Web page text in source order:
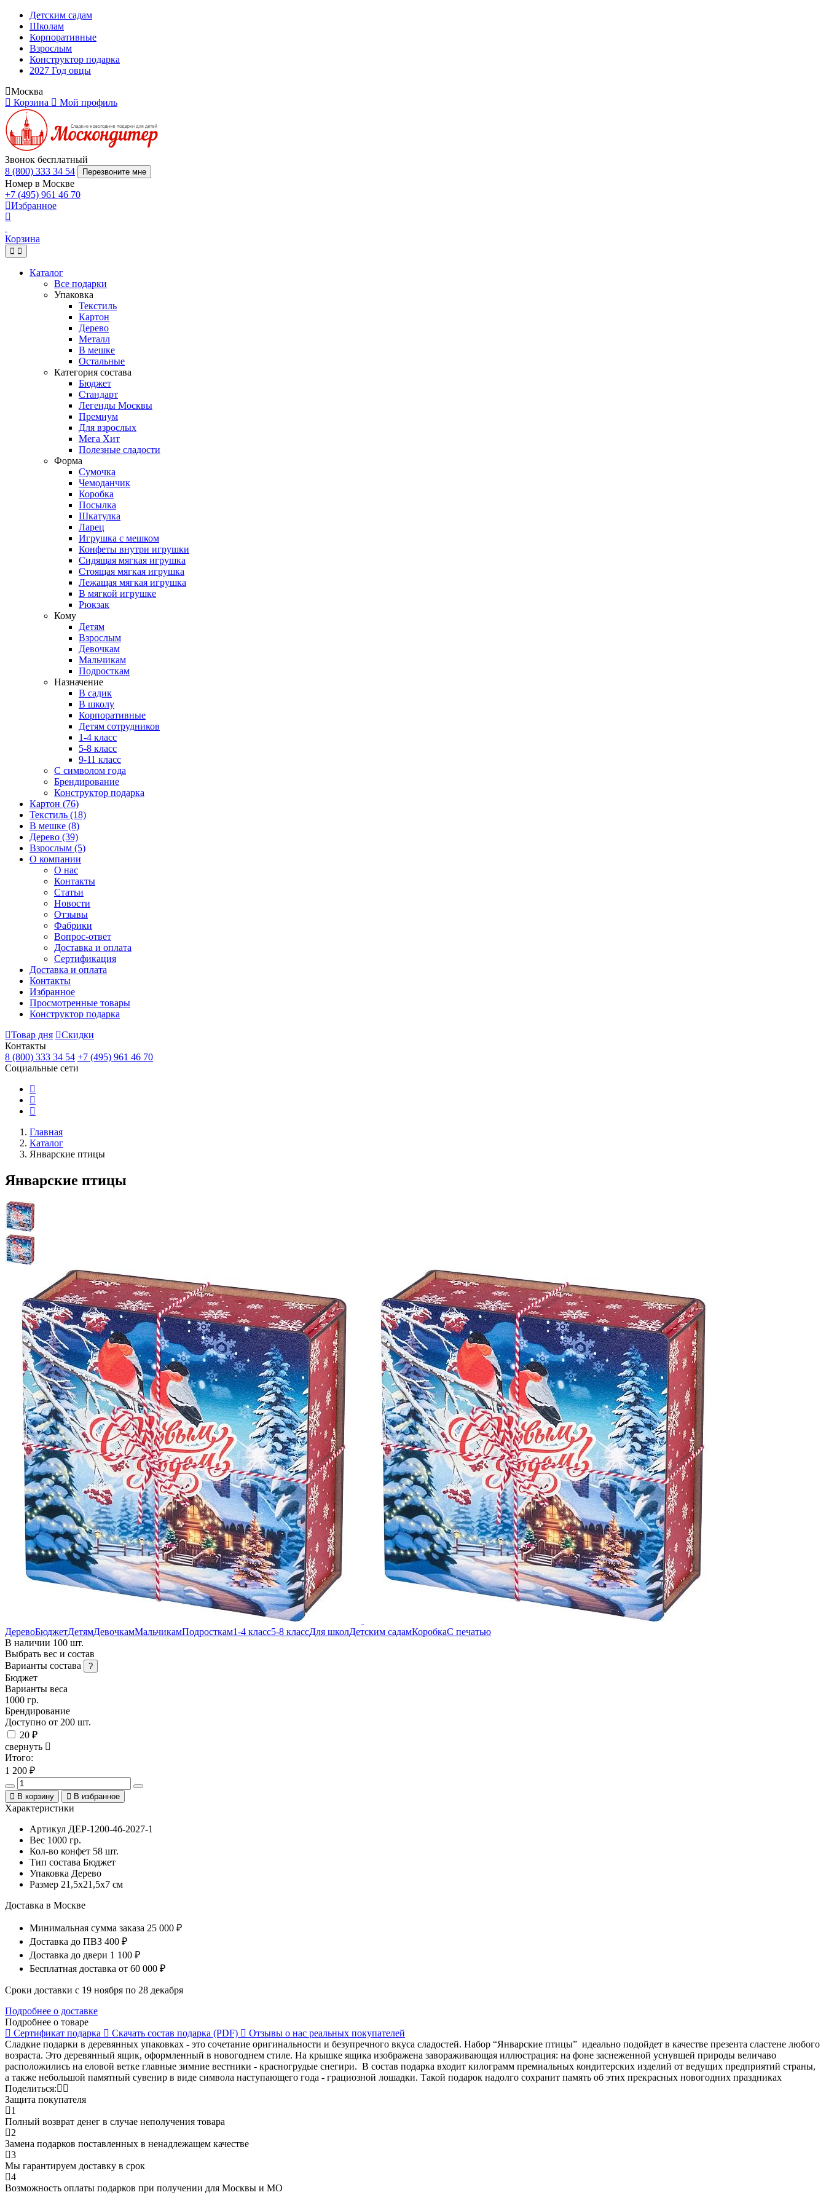
Детским садам
Школам
Корпоративные
Взрослым
Конструктор подарка
2027 Год овцы
Москва
Корзина
Мой профиль
Звонок бесплатный
8 (800) 333 34 54
Перезвоните мне
Номер в Москве
+7 (495) 961 46 70
Избранное
Корзина
Каталог
Все подарки
Упаковка
Текстиль
Картон
Дерево
Металл
В мешке
Остальные
Категория состава
Бюджет
Стандарт
Легенды Москвы
Премиум
Для взрослых
Мега Хит
Полезные сладости
Форма
Сумочка
Чемоданчик
Коробка
Посылка
Шкатулка
Ларец
Игрушка с мешком
Конфеты внутри игрушки
Сидящая мягкая игрушка
Стоящая мягкая игрушка
Лежащая мягкая игрушка
В мягкой игрушке
Рюкзак
Кому
Детям
Взрослым
Девочкам
Мальчикам
Подросткам
Назначение
В садик
В школу
Корпоративные
Детям сотрудников
1-4 класс
5-8 класс
9-11 класс
С символом года
Брендирование
Конструктор подарка
Картон (76)
Текстиль (18)
В мешке (8)
Дерево (39)
Взрослым (5)
О компании
О нас
Контакты
Статьи
Новости
Отзывы
Фабрики
Вопрос-ответ
Доставка и оплата
Сертификация
Доставка и оплата
Контакты
Избранное
Просмотренные товары
Конструктор подарка
Товар дня
Скидки
Контакты
8 (800) 333 34 54 +7 (495) 961 46 70
Социальные сети
Главная
Каталог
Январские птицы
Январские птицы
ДеревоБюджетДетямДевочкамМальчикамПодросткам1-4 класс5-8 классДля школДетским садамКоробкаС печатью
В наличии 100 шт.
Выбрать вес и состав
Варианты состава
?
Бюджет
Варианты веса
1000 гр.
Брендирование
Доступно от 200 шт.
20 ₽
свернуть
Итого:
1 200 ₽
В корзину В избранное
Характеристики
Артикул ДЕР-1200-4б-2027-1
Вес 1000 гр.
Кол-во конфет 58 шт.
Тип состава Бюджет
Упаковка Дерево
Размер 21,5х21,5х7 см
Доставка в Москве
Минимальная сумма заказа 25 000 ₽
Доставка до ПВЗ 400 ₽
Доставка до двери 1 100 ₽
Бесплатная доставка от 60 000 ₽
Сроки доставки с 19 ноября по 28 декабря
Подробнее о доставке
Подробнее о товаре
Сертификат подарка Скачать состав подарка (PDF) Отзывы о нас реальных покупателей
Сладкие подарки в деревянных упаковках - это сочетание оригинальности и безупречного вкуса сладостей. Набор “Январские птицы” идеально подойдет в качестве презента сластене любого
возраста. Это деревянный ящик, оформленный в новогоднем стиле. На крышке ящика изображена завораживающая иллюстрация: на фоне заснеженной уснувшей природы величаво
расположились на еловой ветке главные зимние вестники - красногрудые снегири. В состав подарка входит килограмм премиальных кондитерских изделий от ведущих предприятий страны,
а также небольшой памятный сувенир в виде символа наступающего года - грациозной лошадки. Такой подарок надолго сохранит память об этих прекрасных новогодних праздниках
Поделиться:
Защита покупателя
1
Полный возврат денег в случае неполучения товара
2
Замена подарков поставленных в ненадлежащем качестве
3
Мы гарантируем доставку в срок
4
Возможность оплаты подарков при получении для Москвы и МО